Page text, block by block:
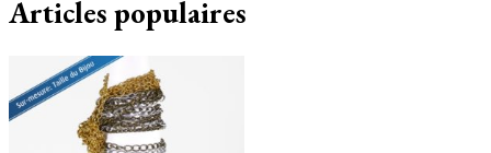
Articles populaires